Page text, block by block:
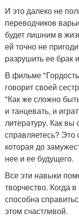
И это далеко не
переводчиков
будет лишним в
ей точно не
разрушить ее брак
В фильме
говорит своей
"Как же сложно
и танцевать, и
литературу. Как вы
справляетесь?
которая до
нее и ее будущего.
Все эти навыки
творчество. Когда
способна
этом счастливой.